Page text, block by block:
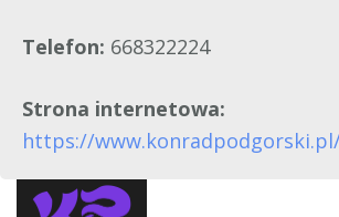
Telefon: 668322224
Strona internetowa:
https://